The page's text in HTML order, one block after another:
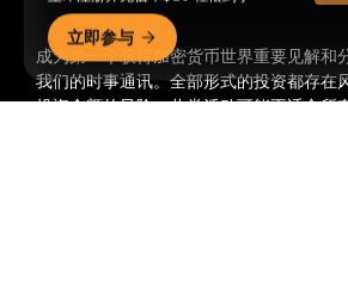
成为第一个获得加密货币世界重要见解和
我们的时事通讯。 全部形式的投资都存在
投资金额的风险。此类活动可能不适合所
立即参与